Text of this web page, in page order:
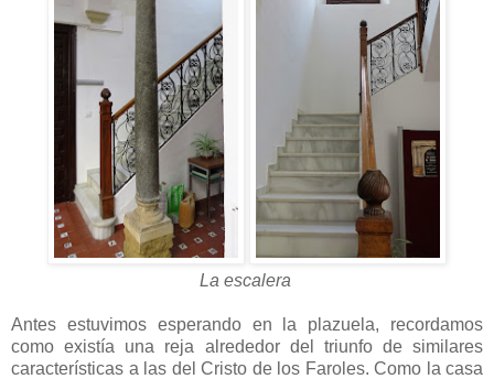
La escalera
Antes estuvimos esperando en la plazuela, recordamos
como existía una reja alrededor del triunfo de similares
características a las del Cristo de los Faroles. Como la casa